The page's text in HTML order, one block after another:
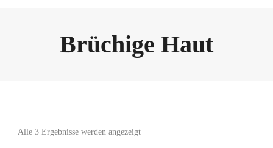
Brüchige Haut
Alle 3 Ergebnisse werden angezeigt